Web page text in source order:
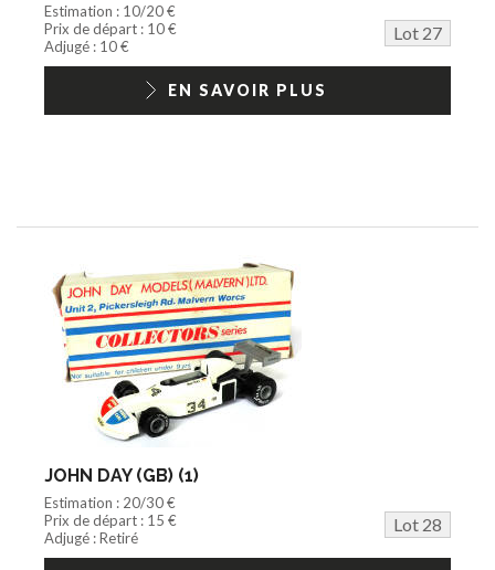
Estimation : 10/20 €
Prix de départ : 10 €
Lot 27
Adjugé : 10 €
EN SAVOIR PLUS
JOHN DAY (GB) (1)
Estimation : 20/30 €
Prix de départ : 15 €
Lot 28
Adjugé : Retiré